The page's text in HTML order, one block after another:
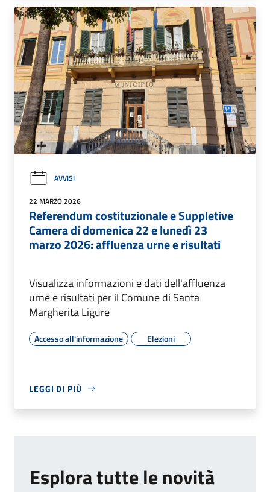
AVVISI
22 MARZO 2026
Referendum costituzionale e Suppletive
Camera di domenica 22 e lunedì 23
marzo 2026: affluenza urne e risultati
Visualizza informazioni e dati dell'affluenza
urne e risultati per il Comune di Santa
Margherita Ligure
Accesso all'informazione Elezioni
LEGGI DI PIÙ
Esplora tutte le novità